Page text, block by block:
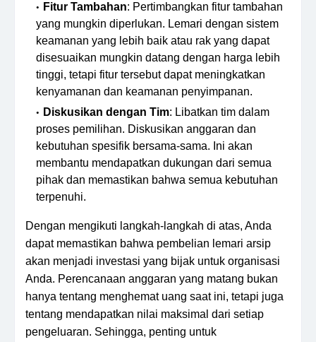
Fitur Tambahan: Pertimbangkan fitur tambahan
yang mungkin diperlukan. Lemari dengan sistem
keamanan yang lebih baik atau rak yang dapat
disesuaikan mungkin datang dengan harga lebih
tinggi, tetapi fitur tersebut dapat meningkatkan
kenyamanan dan keamanan penyimpanan.
Diskusikan dengan Tim: Libatkan tim dalam
proses pemilihan. Diskusikan anggaran dan
kebutuhan spesifik bersama-sama. Ini akan
membantu mendapatkan dukungan dari semua
pihak dan memastikan bahwa semua kebutuhan
terpenuhi.
Dengan mengikuti langkah-langkah di atas, Anda
dapat memastikan bahwa pembelian lemari arsip
akan menjadi investasi yang bijak untuk organisasi
Anda. Perencanaan anggaran yang matang bukan
hanya tentang menghemat uang saat ini, tetapi juga
tentang mendapatkan nilai maksimal dari setiap
pengeluaran. Sehingga, penting untuk